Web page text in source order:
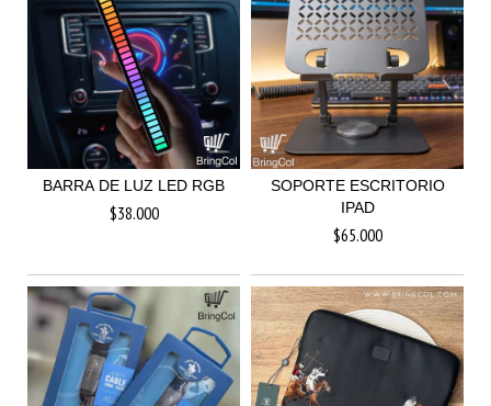
BARRA DE LUZ LED RGB
$38.000
SOPORTE ESCRITORIO
IPAD
$65.000